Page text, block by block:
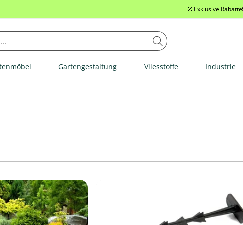
Exklusive Rabatte
Gartengestaltung Vliesstoffe Industrie